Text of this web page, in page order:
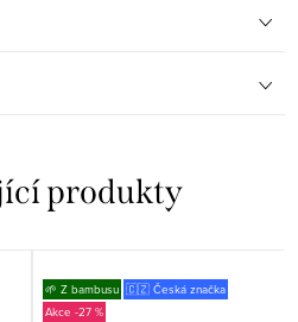
produkty
🌱 Z bambusu 🇨🇿 Česká značka
-27 %